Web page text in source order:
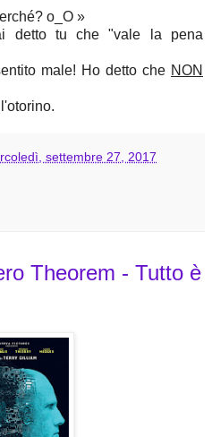
o_O »
detto tu che "vale la pena
male! Ho detto che NON
settembre 27, 2017
Theorem - Tutto è